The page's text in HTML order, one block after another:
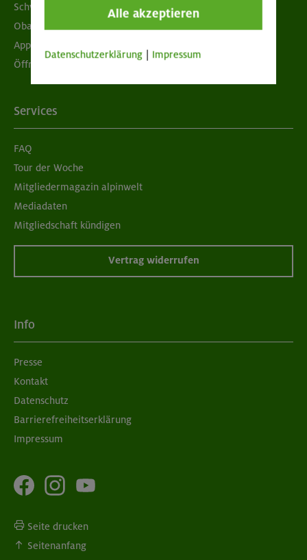
Schwarzes Brett
Obacht geben!
App "Mein DAV+"
Öffnungszeiten
Services
FAQ
Tour der Woche
Mitgliedermagazin alpinwelt
Mediadaten
Mitgliedschaft kündigen
Vertrag widerrufen
Info
Presse
Kontakt
Datenschutz
Barrierefreiheitserklärung
Impressum
Seite drucken
Seitenanfang
Alle akzeptieren
Datenschutzerklärung Impressum